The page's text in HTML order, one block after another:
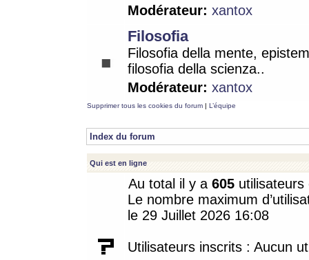
Modérateur: xantox
Filosofia
Filosofia della mente,
filosofia della scienza..
Modérateur: xantox
Supprimer tous les cookies du forum | L’équipe
Index du forum
Qui est en ligne
Au total il y a 605
Le nombre maximum
le 29 Juillet 2026 16:08
Utilisateurs inscrits : Aucun